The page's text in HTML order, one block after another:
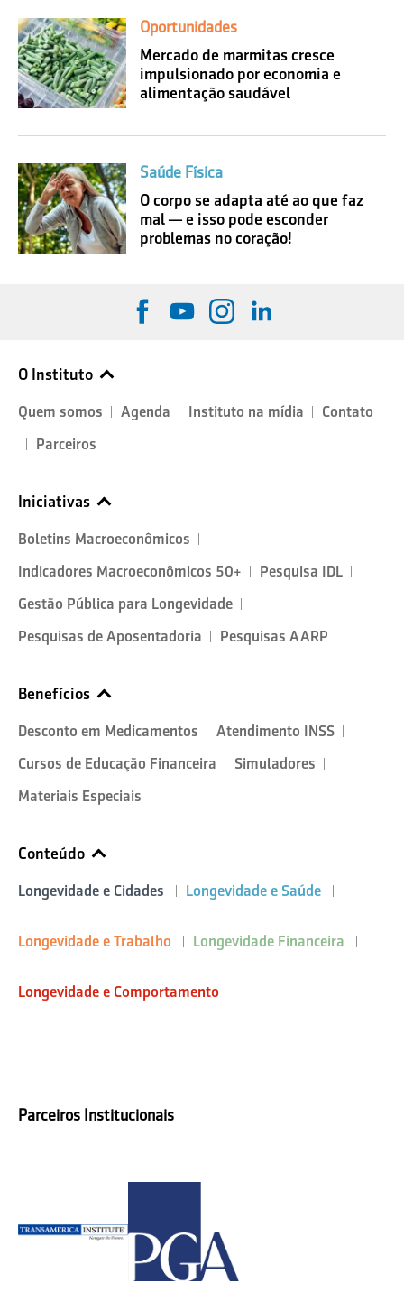
Oportunidades
Mercado de marmitas cresce
impulsionado por economia e
alimentação saudável
Saúde Física
O corpo se adapta até ao que faz
mal — e isso pode esconder
problemas no coração!
O Instituto
Quem somos Agenda Instituto na mídia
Contato
Parceiros
Iniciativas
Boletins Macroeconômicos
Indicadores Macroeconômicos 50+
Pesquisa IDL
Gestão Pública para Longevidade
Pesquisas de Aposentadoria
Pesquisas AARP
Benefícios
Desconto em Medicamentos
Atendimento INSS
Cursos de Educação Financeira
Simuladores
Materiais Especiais
Conteúdo
Longevidade e Cidades Longevidade e Saúde
Longevidade e Trabalho Longevidade Financeira
Longevidade e Comportamento
Parceiros Institucionais